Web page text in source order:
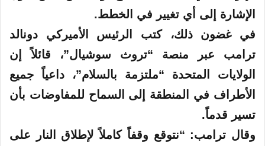
الإشارة إلى أي تغيير في الخطط.
في غضون ذلك، كتب الرئيس الأميركي دونالد
ترامب عبر منصة “تروث سوشيال”، قائلاً إن
الولايات المتحدة “ملتزمة بالسلام”، داعياً جميع
الأطراف في المنطقة إلى السماح للمفاوضات بأن
تسير قدماً.
وقال ترامب: “نتوقع وقفاً كاملاً لإطلاق النار على